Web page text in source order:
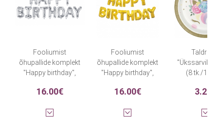
Fooliumist
õhupallide komplekt
"Happy birthday",
16.00€
Fooliumist
õhupallide komplekt
"Happy birthday",
16.00€
"Ükssarviku
(8 tk./17
3.20€